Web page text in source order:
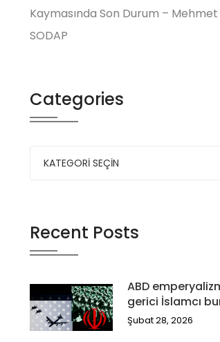
Kaymasında Son Durum – Mehmet
SODAP
Categories
Recent Posts
ABD
gerici İslamcı
Şubat 28, 2026